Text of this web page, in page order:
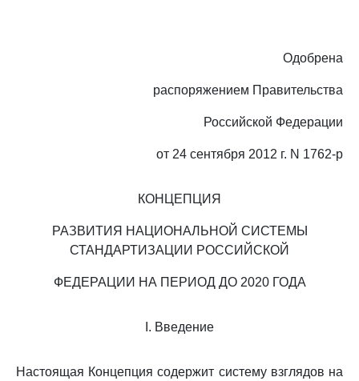
Одобрена
распоряжением Правительства
Российской Федерации
от 24 сентября 2012 г. N 1762-р
КОНЦЕПЦИЯ
РАЗВИТИЯ НАЦИОНАЛЬНОЙ СИСТЕМЫ
СТАНДАРТИЗАЦИИ РОССИЙСКОЙ
ФЕДЕРАЦИИ НА ПЕРИОД ДО 2020 ГОДА
I. Введение
Настоящая Концепция содержит систему взглядов на